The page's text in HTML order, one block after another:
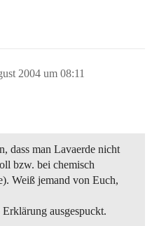
2004 um 08:11
dass man Lavaerde nicht
bzw. bei chemisch
Weiß jemand von Euch,
ausgespuckt.